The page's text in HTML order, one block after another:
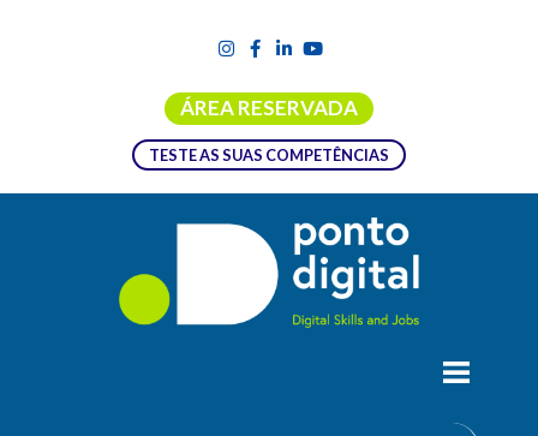
ÁREA RESERVADA
TESTE AS SUAS COMPETÊNCIAS